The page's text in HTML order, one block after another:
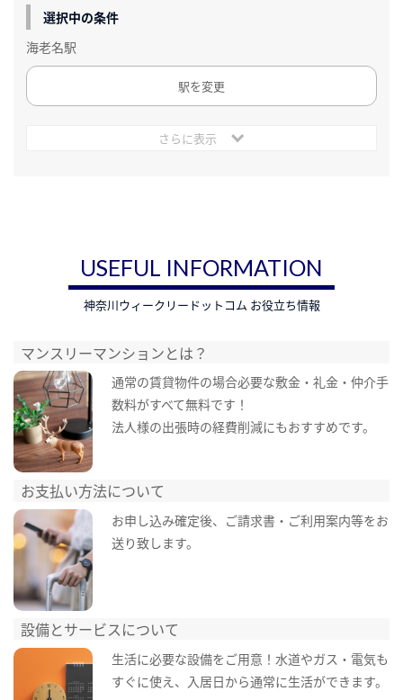
選択中の条件
海老名駅
駅を変更
さらに表示
USEFUL INFORMATION
神奈川ウィークリードットコム お役立ち情報
マンスリーマンションとは？
通常の賃貸物件の場合必要な敷金・礼金・仲介手
数料がすべて無料です！
法人様の出張時の経費削減にもおすすめです。
お支払い方法について
お申し込み確定後、ご請求書・ご利用案内等をお
送り致します。
設備とサービスについて
生活に必要な設備をご用意！水道やガス・電気も
すぐに使え、入居日から通常に生活ができます。